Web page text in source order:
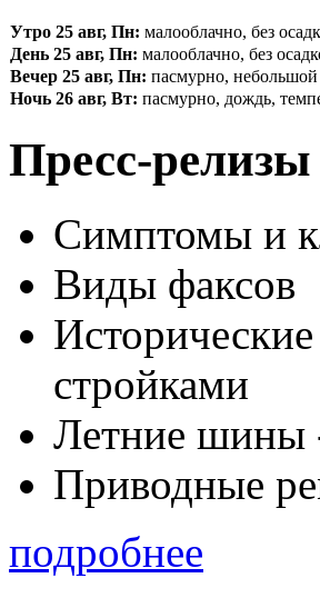
Утро 25 авг, Пн: малооблачно, без
День 25 авг, Пн: малооблачно, без
Вечер 25 авг, Пн: пасмурно,
Ночь 26 авг, Вт: пасмурно, дождь,
Пресс-релизы
Симптомы и
Виды факсов
стройками
Летние шины
Приводные
подробнее